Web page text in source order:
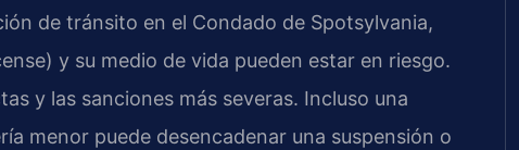
de tránsito en el Condado de Spotsylvania,
y su medio de vida pueden estar en riesgo.
y las sanciones más severas. Incluso una
menor puede desencadenar una suspensión o